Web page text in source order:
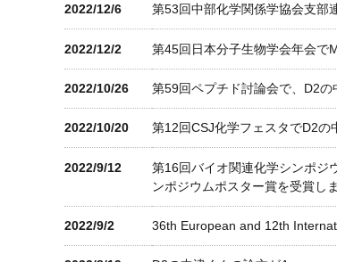
2022/12/6 第53回中部化学関係学協会支部
2022/12/2 第45回日本分子生物学会年会で
2022/10/26 第59回ペプチド討論会で、D2の
2022/10/20 第12回CSJ化学フェスタでD2の
2022/9/12
第16回バイオ関連化学シンポジ
ンポジウムポスター賞を受賞し
2022/9/2 36th European and 12th